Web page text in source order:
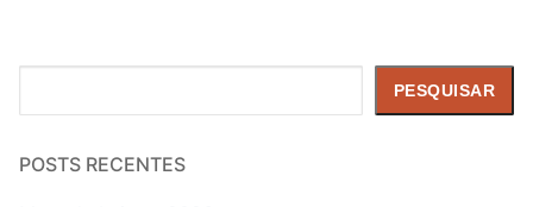
PESQUISAR
POSTS RECENTES